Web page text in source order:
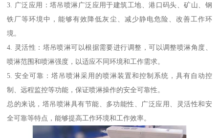
3. 广泛应用：塔吊喷淋广泛应用于建筑工地、港口码头、矿山、钢
铁厂等环境中，能够有效降低灰尘、减少静电危险、改善工作环
境。
4. 灵活性：塔吊喷淋可以根据需要进行调整，可以调整喷淋角度、
喷淋范围和喷淋强度，以适应不同环境和工作需求。
5. 安全可靠：塔吊喷淋采用的喷淋装置和控制系统，具有自动控
制、远程监控等功能，保证喷淋操作的安全可靠性。
总的来说，塔吊喷淋具有节能、多功能性、广泛应用、灵活性和安
全可靠等特点，能够提高工作环境和工作效率。